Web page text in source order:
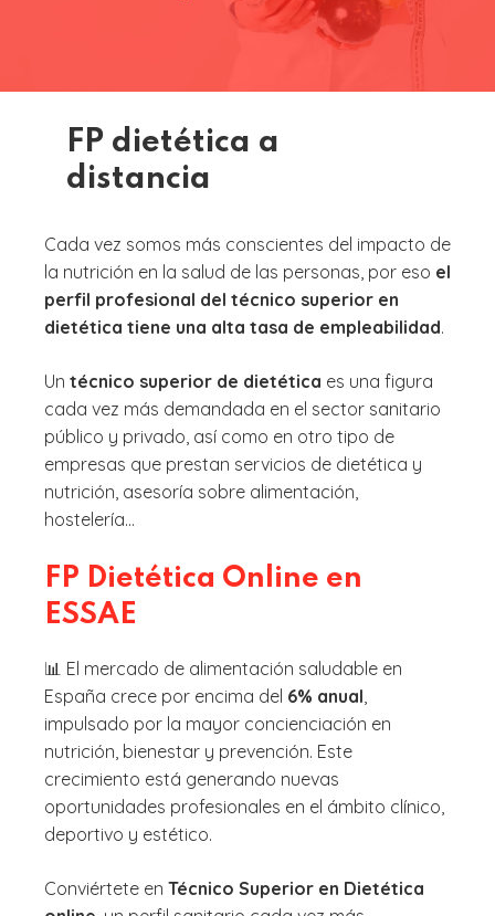
FP dietética a
distancia
Cada vez somos más conscientes del impacto de
la nutrición en la salud de las personas, por eso el
perfil profesional del técnico superior en
dietética tiene una alta tasa de empleabilidad.
Un técnico superior de dietética es una figura
cada vez más demandada en el sector sanitario
público y privado, así como en otro tipo de
empresas que prestan servicios de dietética y
nutrición, asesoría sobre alimentación,
hostelería…
FP Dietética Online en
ESSAE
📊 El mercado de alimentación saludable en
España crece por encima del 6% anual
impulsado por la mayor concienciación en
nutrición, bienestar y prevención. Este
crecimiento está generando nuevas
oportunidades profesionales en el ámbito clínico,
deportivo y estético.
Conviértete en Técnico Superior en Dietética